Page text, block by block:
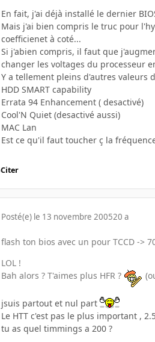
En fait, j'ai déjà installé le dernier
Mais j'ai bien compris le truc pour
coefficienet à coté...
Si j'abien compris, il faut que
changer les voltages du processeur
Y a tellement pleins d'autres valeurs
HDD SMART capability
Errata 94 Enhancement ( desactivé)
Cool'N Quiet (desactivé aussi)
MAC Lan
Est ce qu'il faut toucher ç la
Citer
Posté(e) le 13 novembre 200520 a
flash ton bios avec un pour TCCD ->
LOL !
Bah alors ? T'aimes plus HFR ?
jsuis partout et nul part
Le HTT c'est pas le plus important ,
tu as quel timmings a 200 ?